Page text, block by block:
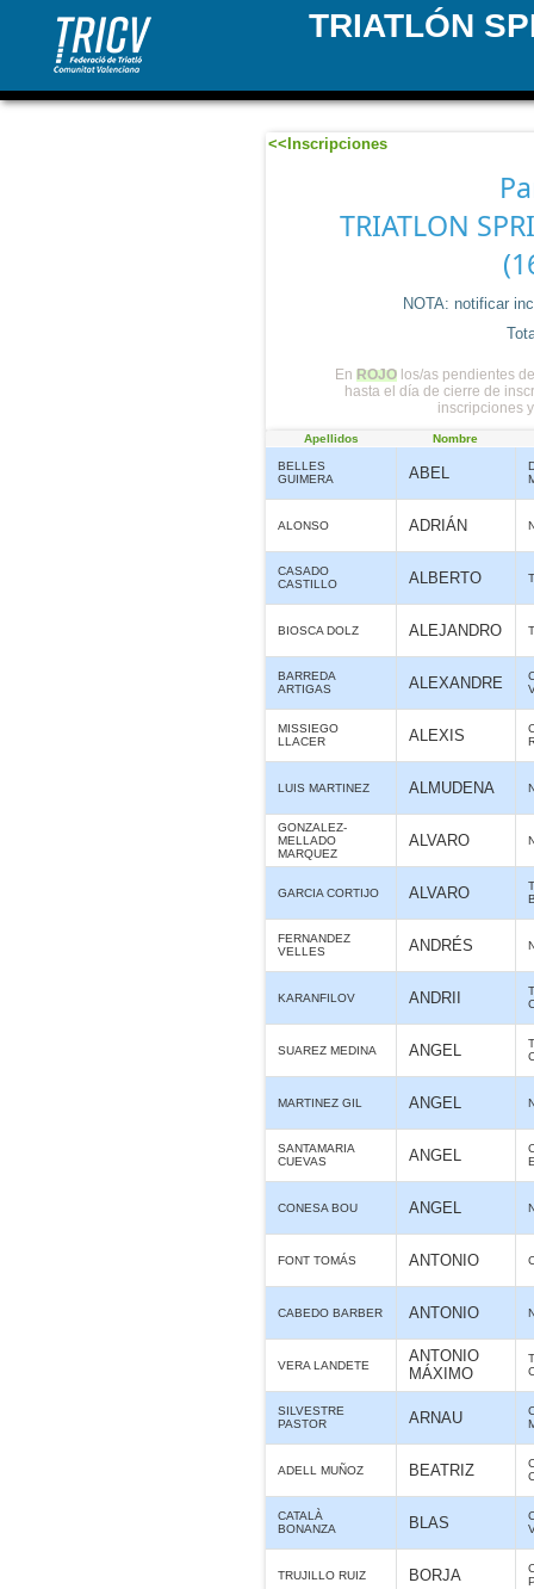
TRIATLÓN
<<Inscripciones
TRIATLON
NOTA: notificar
EnROJO los/as pendientes
hasta el día de cierre de
inscripciones
Apellidos Nombre
BELLES
GUIMERA
ABEL
ALONSO ADRIÁN
CASADO
CASTILLO
ALBERTO
BIOSCA DOLZ ALEJANDRO
BARREDA
ARTIGAS
ALEXANDRE
MISSIEGO
LLACER
ALEXIS
LUIS MARTINEZ ALMUDENA
GONZALEZ-
MELLADO
MARQUEZ
ALVARO
GARCIA CORTIJO ALVARO
FERNANDEZ
VELLES
ANDRÉS
KARANFILOV ANDRII
SUAREZ MEDINA ANGEL
MARTINEZ GIL ANGEL
SANTAMARIA
CUEVAS
ANGEL
CONESA BOU ANGEL
FONT TOMÁS ANTONIO
CABEDO BARBER ANTONIO
VERA LANDETE
ANTONIO
MÁXIMO
SILVESTRE
PASTOR
ARNAU
ADELL MUÑOZ BEATRIZ
CATALÀ
BONANZA
BLAS
TRUJILLO RUIZ BORJA